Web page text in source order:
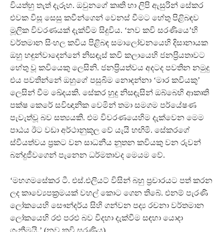
වියත්හු තැත් දැරූහ. ඔවුනගේ කෘති හා ලිපි ඇසුරින් සේකර
එවක විසූ සෙසු කවීන්ගෙන් වෙනස් වීමට හේතු පිළිබඳව
මූලික විවරණයක් දැක්වීම සිදුවිය. ‘නව කවි සරණියෙ’හි
වර්තමාන සිංහල කවිය පිළිබඳ සමාලෝචනයෙහි දිසානායක
ඔහු හඳුන්වාදෙන්නේ නිසඳැස් කවි කලායෙහි ජනප‍්‍රියතාවට
හේතු වූ කවියෙකු ලෙසිනි. ජනප‍්‍රියත්වය අදටද පවතින නමුදු
එය පවතින්නේ ඔහුගේ පසුබිම නොදන්නා ‘මාර කවියකු’
ලෙසින් වීම ඛේදයකි. සේකර හුදු නිසඳැසින් ඔබ්බෙහි ආකෘති
පක්ෂ කෙරේ සවිඥානික වෙමින් තමා සමගම පර්යේෂණ
පැවැත්වූ බව සත්‍යයකි. එම විවරණයෙහිම දැක්වෙන මෙම
පාඨය ඊට වඩා අර්ථානුකූල වේ යැයි හඟිමි. සේකරගේ
ස්වීයත්වය ප‍්‍රකට වන සාධනීය නූතන කවියකු වන රුවන්
බන්දුජීවගෙන් පැනෙන ධර්මතාවද මෙයම වේ.
‘මහගමසේකර ටී. එස්.එලියට් විසින් බහු ප‍්‍රචාරයට පත් කරන
ලද කාව්‍යෙපක‍්‍රමයක් වහල් කොට ගෙන තිබේ. එනම් පැරණි
ලෝකයෙහි සෞන්දර්ය සිහි ගන්වන පද්‍ය රචනා වර්තමාන
ලෝකයෙහි රළු පරළු බව විදහා දැක්වීම සඳහා යොදා
ගැනීමයි.’ (නව කවි සරණිය)